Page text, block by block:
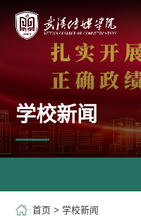
学校新闻
首页 >学校新闻